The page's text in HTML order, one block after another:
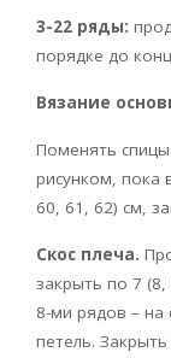
3-22 ряды:
порядке до
Вязание
Поменять
рисунком, пока
60, 61, 62) см,
Скос плеча.
закрыть по 7
8-ми рядов – на
петель.